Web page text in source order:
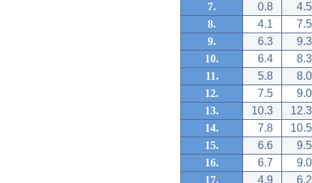
7.
0.8
4.5
8.
4.1
7.5
9.
6.3
9.3
10.
6.4
8.3
11.
5.8
8.0
12.
7.5
9.0
13.
10.3
12.3
14.
7.8
10.5
15.
6.6
9.5
16.
6.7
9.0
17.
4.9
6.2